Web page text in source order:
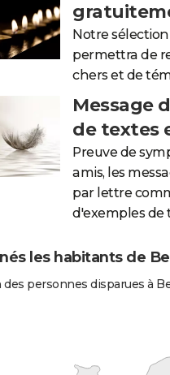
Notre
permettra de
chers et de
Message
de textes
Preuve de
amis, les
par lettre
d'exemples de
les habitants de
personnes disparues à